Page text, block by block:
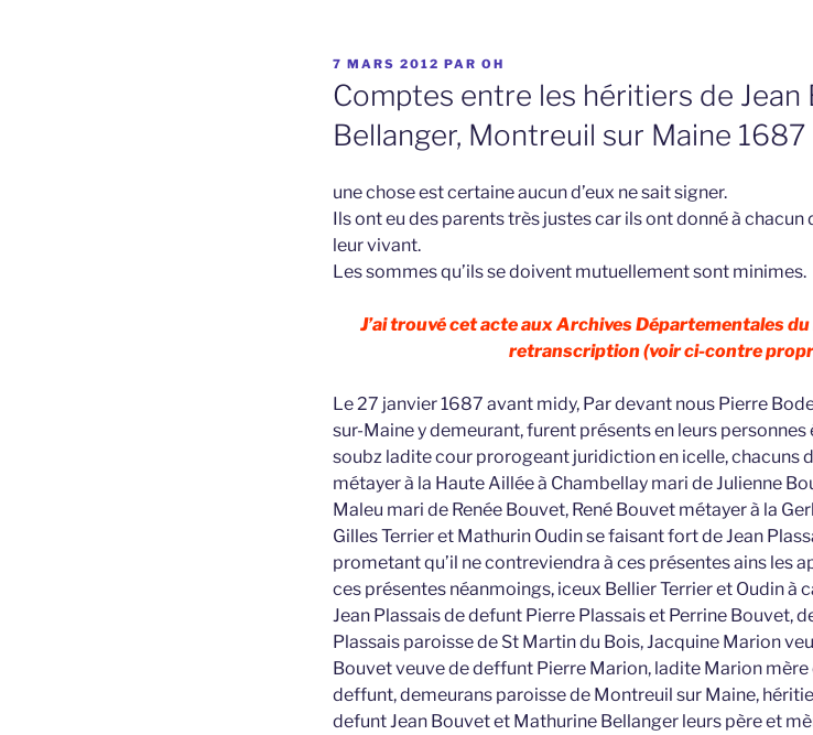
PUBLIÉ
LE
7 MARS 2012 PAR OH
Comptes entre les héritiers de
Bellanger, Montreuil sur Maine 1687
une chose est certaine aucun d’eux ne sait signer.
Ils ont eu des parents très justes car ils ont donné à
leur vivant.
Les sommes qu’ils se doivent mutuellement sont minimes.
J’ai trouvé cet acte aux Archives Départementales
retranscription (voir ci-contre
Le 27 janvier 1687 avant midy, Par devant nous Pierre
sur-Maine y demeurant, furent présents en leurs
soubz ladite cour prorogeant juridiction en icelle, chacuns
métayer à la Haute Aillée à Chambellay mari de Julienne
Maleu mari de Renée Bouvet, René Bouvet métayer à la
Gilles Terrier et Mathurin Oudin se faisant fort de Jean
prometant qu’il ne contreviendra à ces présentes ains les
ces présentes néanmoings, iceux Bellier Terrier et Oudin à
Jean Plassais de defunt Pierre Plassais et Perrine Bouvet,
Plassais paroisse de St Martin du Bois, Jacquine Marion
Bouvet veuve de deffunt Pierre Marion, ladite Marion
deffunt, demeurans paroisse de Montreuil sur Maine,
defunt Jean Bouvet et Mathurine Bellanger leurs père et